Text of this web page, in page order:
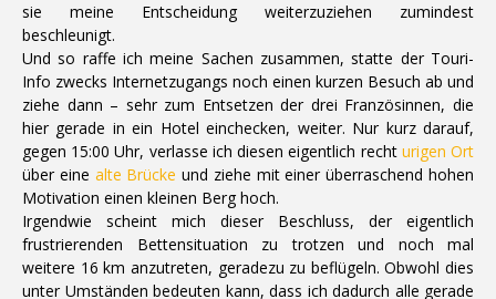
sie meine Entscheidung weiterzuziehen zumindest
beschleunigt.
Und so raffe ich meine Sachen zusammen, statte der Touri-
Info zwecks Internetzugangs noch einen kurzen Besuch ab und
ziehe dann – sehr zum Entsetzen der drei Französinnen, die
hier gerade in ein Hotel einchecken, weiter. Nur kurz darauf,
gegen 15:00 Uhr, verlasse ich diesen eigentlich recht urigen Ort
über eine alte Brücke und ziehe mit einer überraschend hohen
Motivation einen kleinen Berg hoch.
Irgendwie scheint mich dieser Beschluss, der eigentlich
frustrierenden Bettensituation zu trotzen und noch mal
weitere 16 km anzutreten, geradezu zu beflügeln. Obwohl dies
unter Umständen bedeuten kann, dass ich dadurch alle gerade